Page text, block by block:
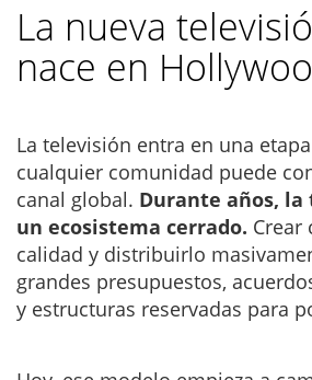
La nueva
nace en
La televisión entra en una
cualquier comunidad puede
canal global. Durante años,
un ecosistema cerrado. Crear
calidad y distribuirlo
grandes presupuestos,
y estructuras reservadas para